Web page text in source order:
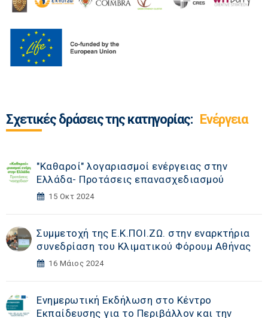
Σχετικές δράσεις της κατηγορίας: Ενέργεια
"Καθαροί" λογαριασμοί ενέργειας στην
Ελλάδα- Προτάσεις επανασχεδιασμού
15 Οκτ 2024
Συμμετοχή της Ε.Κ.ΠΟΙ.ΖΩ. στην εναρκτήρια
συνεδρίαση του Κλιματικού Φόρουμ Αθήνας
16 Μάιος 2024
Ενημερωτική Εκδήλωση στο Κέντρο
Εκπαίδευσης για το Περιβάλλον και την